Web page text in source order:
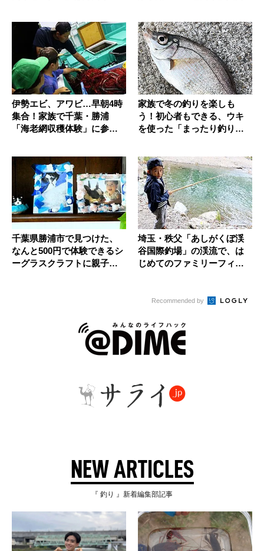
伊勢エビ、アワビ…早朝4時
集合！家族で千葉・勝浦
「海老網収穫体験」に参加
家族で冬の釣りを楽しも
う！初心者もできる、ウキ
を使った「まったり釣り」
千葉県勝浦市で見つけた、
なんと500円で体験できるシ
ーグラスクラフトに親子で
埼玉・秩父「あしがくぼ渓
谷国際釣場」の渓流で、は
じめてのファミリーフィッ
Recommended by
NEW ARTICLES
『 釣り 』新着編集部記事